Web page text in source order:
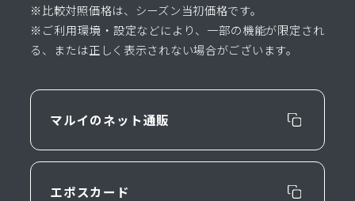
※比較対照価格は、シーズン当初価格です。
※ご利用環境・設定などにより、一部の機能が限定され
る、または正しく表示されない場合がございます。
マルイのネット通販
エポスカード